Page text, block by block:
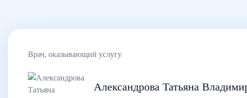
Врач, оказывающий услугу
Александрова Татьяна